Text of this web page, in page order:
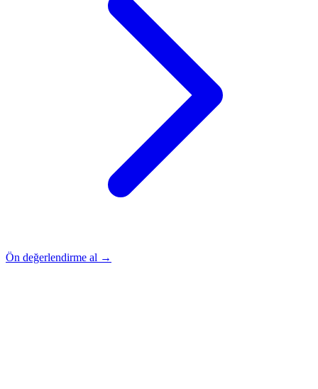
Ön değerlendirme al →